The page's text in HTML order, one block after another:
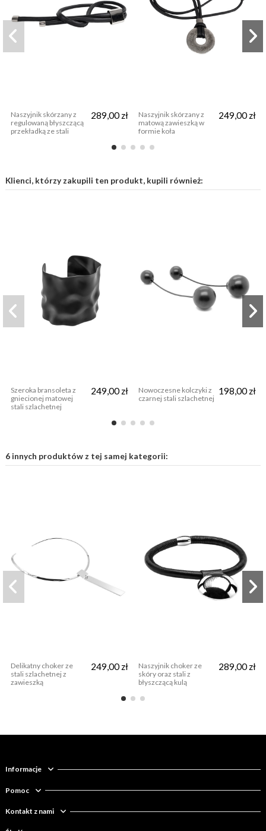
Naszyjnik skórzany z
regulowaną błyszczącą
przekładką ze stali
289,00 zł
Naszyjnik skórzany z
matową zawieszką w
formie koła
249,00 zł
Klienci, którzy zakupili ten produkt, kupili również:
Szeroka bransoleta z
gniecionej matowej
stali szlachetnej
249,00 zł
Nowoczesne kolczyki z
czarnej stali szlachetnej
198,00 zł
6 innych produktów z tej samej kategorii:
Delikatny choker ze
stali szlachetnej z
zawieszką
249,00 zł
Naszyjnik choker ze
skóry oraz stali z
błyszczącą kulą
289,00 zł
Informacje
Pomoc
Kontakt z nami